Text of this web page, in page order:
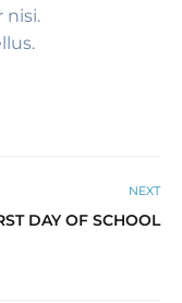
nisi.
NEXT
DAY OF SCHOOL